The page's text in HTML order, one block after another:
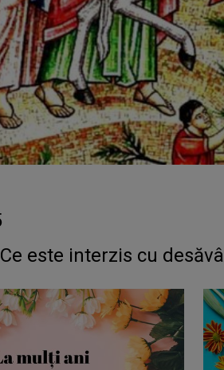
este interzis cu